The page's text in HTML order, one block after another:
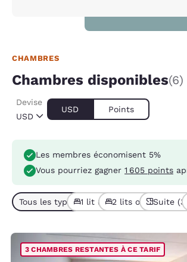
CHAMBRES
Chambres disponibles(6)
USD
Devise
USD Points
Les membres économisent 5%
Vous pourriez gagner 1 605 points
Tous les types de chambres (6)
1 lit (3) 2 lits ou + (3)Suite (3)
3 CHAMBRES RESTANTES À CE TARIF